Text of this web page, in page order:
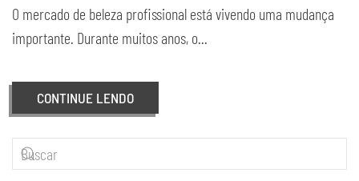
O mercado de beleza profissional está vivendo uma mudança
importante. Durante muitos anos, o...
CONTINUE LENDO